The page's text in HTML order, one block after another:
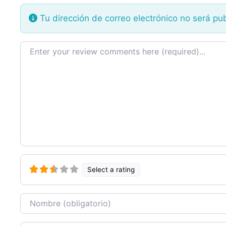
Tu dirección de correo electrónico no será
Texto de la reseña
Select a rating
Nombre